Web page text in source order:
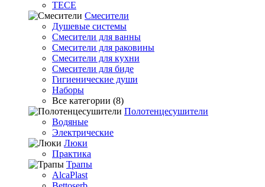
TECE
Смесители
Душевые системы
Смесители для ванны
Смесители для раковины
Смесители для кухни
Смесители для биде
Гигиенические души
Наборы
Все категории (8)
Полотенцесушители
Водяные
Электрические
Люки
Практика
Трапы
AlcaPlast